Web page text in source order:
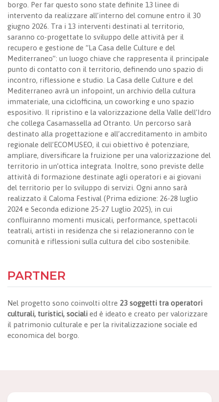
borgo. Per far questo sono state definite 13 linee di
intervento da realizzare all’interno del comune entro il 30
giugno 2026. Tra i 13 interventi destinati al territorio,
saranno co-progettate lo sviluppo delle attività per il
recupero e gestione de “La Casa delle Culture e del
Mediterraneo”: un luogo chiave che rappresenta il principale
punto di contatto con il territorio, definendo uno spazio di
incontro, riflessione e studio. La Casa delle Culture e del
Mediterraneo avrà un infopoint, un archivio della cultura
immateriale, una ciclofficina, un coworking e uno spazio
espositivo. Il ripristino e la valorizzazione della Valle dell’Idro
che collega Casamassella ad Otranto. Un percorso sarà
destinato alla progettazione e all’accreditamento in ambito
regionale dell’ECOMUSEO, il cui obiettivo è potenziare,
ampliare, diversificare la fruizione per una valorizzazione del
territorio in un’ottica integrata. Inoltre, sono previste delle
attività di formazione destinate agli operatori e ai giovani
del territorio per lo sviluppo di servizi. Ogni anno sarà
realizzato il Caloma Festival (Prima edizione: 26-28 luglio
2024 e Seconda edizione 25-27 Luglio 2025), in cui
confluiranno momenti musicali, performance, spettacoli
teatrali, artisti in residenza che si relazioneranno con le
comunità e riflessioni sulla cultura del cibo sostenibile.
PARTNER
Nel progetto sono coinvolti oltre 23 soggetti tra operatori
culturali, turistici, sociali ed è ideato e creato per valorizzare
il patrimonio culturale e per la rivitalizzazione sociale ed
economica del borgo.